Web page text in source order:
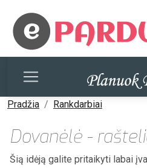
Pradžia Rankdarbiai
Dovanėlė -
Šią idėją galite pritaikyti labai